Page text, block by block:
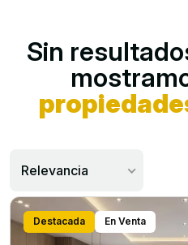
Sin
Relevancia
Destacada En Venta